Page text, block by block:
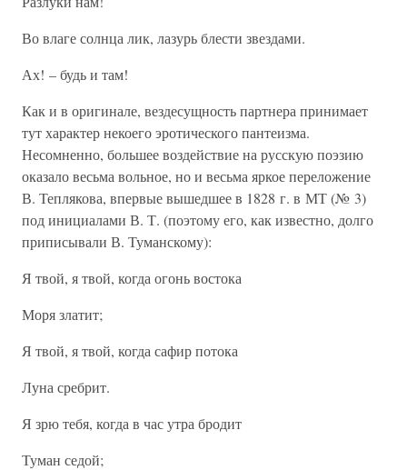
Во влаге солнца лик, лазурь блести звездами.
Ах! – будь и там!
Как и в оригинале, вездесущность партнера принимает
тут характер некоего эротического пантеизма.
Несомненно, большее воздействие на русскую поэзию
оказало весьма вольное, но и весьма яркое переложение
В. Теплякова, впервые вышедшее в 1828 г. в МТ (№ 3)
под инициалами В. Т. (поэтому его, как известно, долго
приписывали В. Туманскому):
Я твой, я твой, когда огонь востока
Моря златит;
Я твой, я твой, когда сафир потока
Луна сребрит.
Я зрю тебя, когда в час утра бродит
Туман седой;